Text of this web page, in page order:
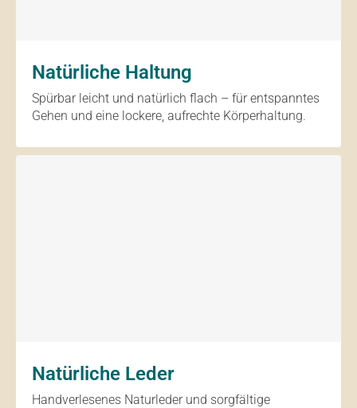
Natürliche Haltung
Spürbar leicht und natürlich flach – für entspanntes
Gehen und eine lockere, aufrechte Körperhaltung.
Natürliche Leder
Handverlesenes Naturleder und sorgfältige